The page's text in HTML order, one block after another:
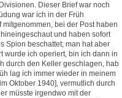
Dieser Brief war noch
war ich in der Früh
bei der Post haben
und haben sofort
Spion beschattet; man hat aber
wurde ich operiert, bin ich dann in
durch den Keller geschlagen, hab
lag ich immer wieder in meinem
Oktober 1940], vermutlich durch
müsste irgendwo mit der